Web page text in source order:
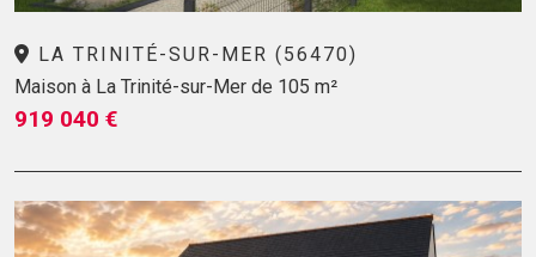
LA TRINITÉ-SUR-MER (56470)
Maison à La Trinité-sur-Mer de 105 m²
919 040 €